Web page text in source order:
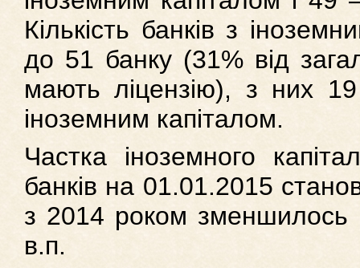
Кількість банків з
до 51 банку (31% від
мають ліцензію), з них
іноземним капіталом.
Частка іноземного
банків на 01.01.2015
з 2014 роком
в.п.